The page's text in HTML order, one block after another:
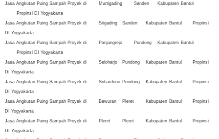
Jasa Angkutan Puing Sampah Proyek di
Murtigading Sanden Kabupaten Bantul
Propinsi DI Yogyakarta
Jasa Angkutan Puing Sampah Proyek di
Srigading Sanden Kabupaten Bantul
Propinsi
DI Yogyakarta
Jasa Angkutan Puing Sampah Proyek di
Panjangrejo Pundong Kabupaten Bantul
Propinsi DI Yogyakarta
Jasa Angkutan Puing Sampah Proyek di
Seloharjo Pundong Kabupaten Bantul
Propinsi
DI Yogyakarta
Jasa Angkutan Puing Sampah Proyek di
Srihardono Pundong Kabupaten Bantul
Propinsi
DI Yogyakarta
Jasa Angkutan Puing Sampah Proyek di
Bawuran Pleret Kabupaten Bantul
Propinsi
DI Yogyakarta
Jasa Angkutan Puing Sampah Proyek di
Pleret Pleret Kabupaten Bantul
Propinsi
DI Yogyakarta